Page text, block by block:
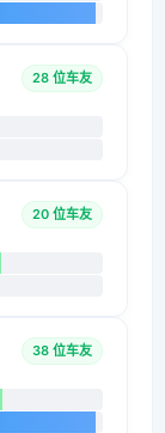
28 位车友
20 位车友
38 位车友